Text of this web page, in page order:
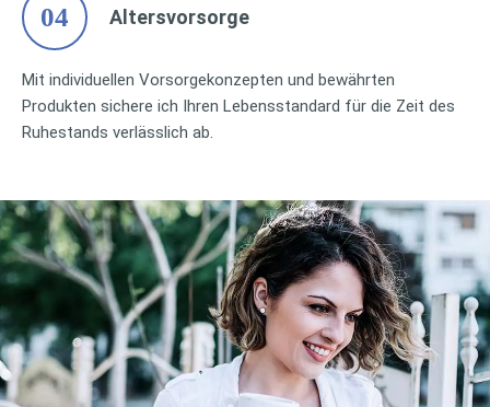
04 Altersvorsorge
Mit individuellen Vorsorgekonzepten und bewährten
Produkten sichere ich Ihren Lebensstandard für die Zeit des
Ruhestands verlässlich ab.